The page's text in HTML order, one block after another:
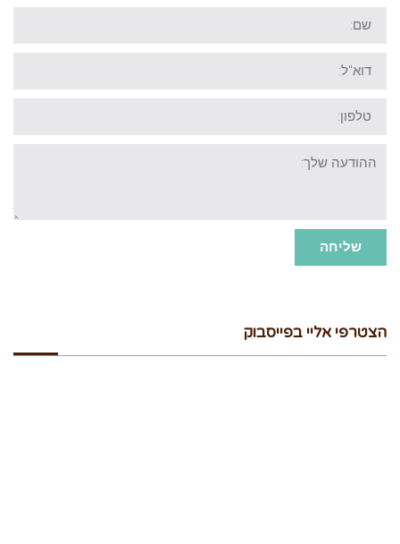
שם:
דוא"ל:
טלפון:
ההודעה
שלך:
שליחה
הצטרפי אליי בפייסבוק